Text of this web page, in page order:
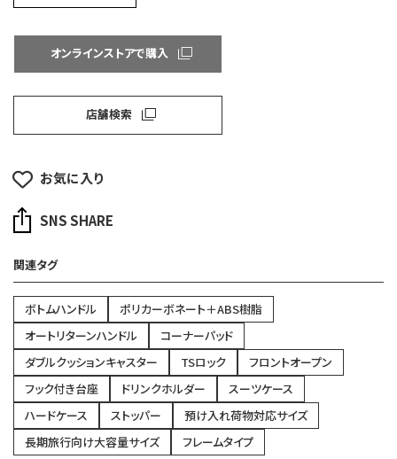
オンラインストアで購入
店舗検索
お気に入り
SNS SHARE
関連タグ
ボトムハンドル
ポリカーボネート＋ABS樹脂
オートリターンハンドル
コーナーパッド
ダブルクッションキャスター
TSロック
フロントオープン
フック付き台座
ドリンクホルダー
スーツケース
ハードケース
ストッパー
預け入れ荷物対応サイズ
長期旅行向け大容量サイズ
フレームタイプ